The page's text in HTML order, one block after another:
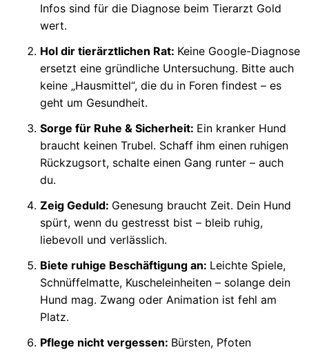
Infos sind für die Diagnose beim Tierarzt Gold
wert.
Hol dir tierärztlichen Rat: Keine Google-Diagnose
ersetzt eine gründliche Untersuchung. Bitte auch
keine „Hausmittel“, die du in Foren findest – es
geht um Gesundheit.
Sorge für Ruhe & Sicherheit: Ein kranker Hund
braucht keinen Trubel. Schaff ihm einen ruhigen
Rückzugsort, schalte einen Gang runter – auch
du.
Zeig Geduld: Genesung braucht Zeit. Dein Hund
spürt, wenn du gestresst bist – bleib ruhig,
liebevoll und verlässlich.
Biete ruhige Beschäftigung an: Leichte Spiele,
Schnüffelmatte, Kuscheleinheiten – solange dein
Hund mag. Zwang oder Animation ist fehl am
Platz.
Pflege nicht vergessen: Bürsten, Pfoten